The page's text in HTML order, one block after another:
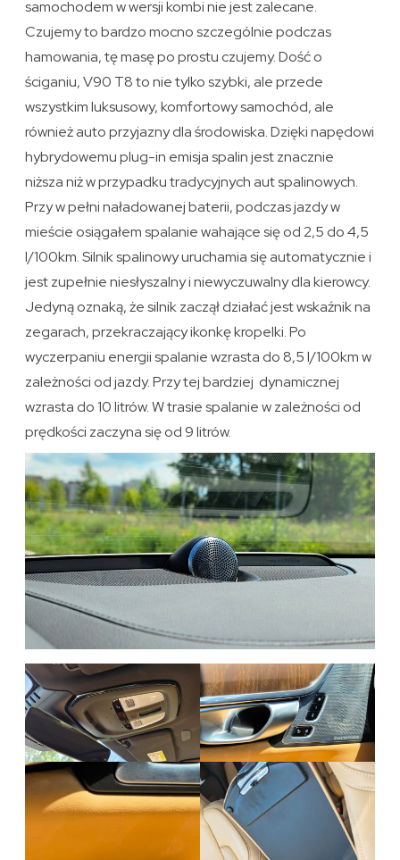
samochodem w wersji kombi nie jest zalecane.
Czujemy to bardzo mocno szczególnie podczas
hamowania, tę masę po prostu czujemy. Dość o
ściganiu, V90 T8 to nie tylko szybki, ale przede
wszystkim luksusowy, komfortowy samochód, ale
również auto przyjazny dla środowiska. Dzięki napędowi
hybrydowemu plug-in emisja spalin jest znacznie
niższa niż w przypadku tradycyjnych aut spalinowych.
Przy w pełni naładowanej baterii, podczas jazdy w
mieście osiągałem spalanie wahające się od 2,5 do 4,5
l/100km. Silnik spalinowy uruchamia się automatycznie i
jest zupełnie niesłyszalny i niewyczuwalny dla kierowcy.
Jedyną oznaką, że silnik zaczął działać jest wskaźnik na
zegarach, przekraczający ikonkę kropelki. Po
wyczerpaniu energii spalanie wzrasta do 8,5 l/100km w
zależności od jazdy. Przy tej bardziej dynamicznej
wzrasta do 10 litrów. W trasie spalanie w zależności od
prędkości zaczyna się od 9 litrów.